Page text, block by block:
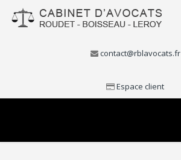
contact@rblavocats.fr
Espace client